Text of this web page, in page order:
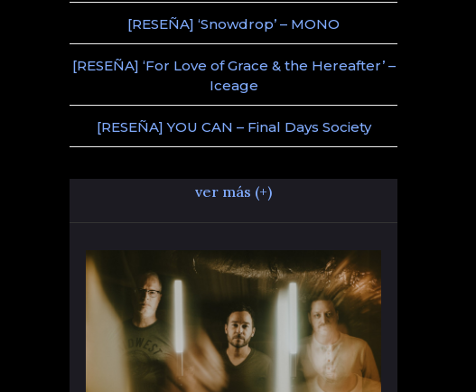
[RESEÑA] ‘Snowdrop’ – MONO
[RESEÑA] ‘For Love of Grace & the Hereafter’ –
Iceage
[RESEÑA] YOU CAN – Final Days Society
ver más (+)